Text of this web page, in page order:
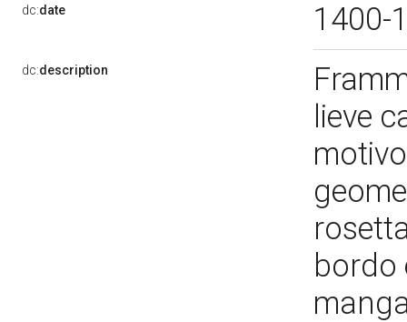
dc:date 1400-
dc:description
lieve
bordo